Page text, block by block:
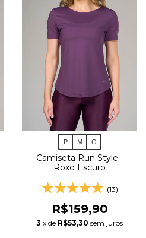
P M G
Camiseta Run Style -
Roxo Escuro
(13)
R$159,90
3 x de R$53,30 sem juros